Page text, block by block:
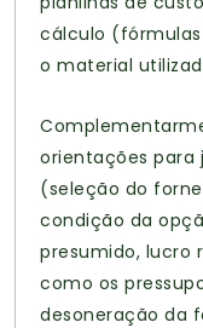
cálculo
o material
orientações para
(seleção do
condição da
presumido, lucro
como os
desoneração da